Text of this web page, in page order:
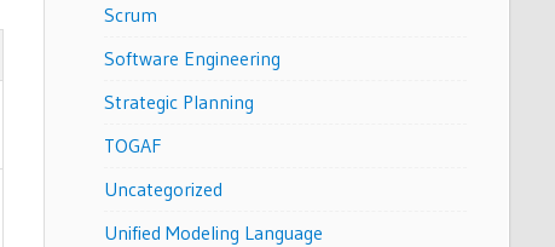
Scrum
Software Engineering
Strategic Planning
TOGAF
Uncategorized
Unified Modeling Language